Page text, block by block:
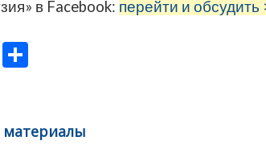
в Facebook: перейти и обсудить
E
а
материалы